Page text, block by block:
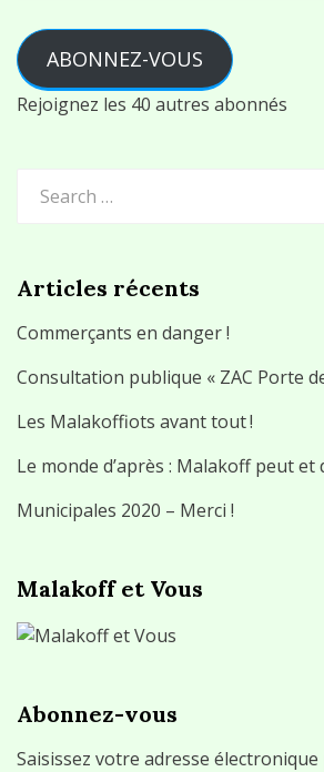
ABONNEZ-VOUS
Rejoignez les 40 autres abonnés
for:
Articles récents
Commerçants en danger !
Consultation publique « ZAC Porte
Les Malakoffiots avant tout !
Le monde d’après : Malakoff peut
Municipales 2020 – Merci !
Malakoff et Vous
Abonnez-vous
Saisissez votre adresse